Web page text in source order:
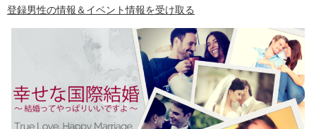
登録男性の情報＆イベント情報を受け取る